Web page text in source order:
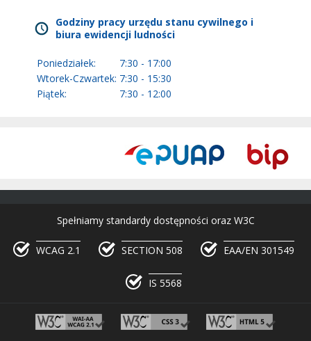
Godziny pracy urzędu stanu cywilnego i
biura ewidencji ludności
Poniedziałek:
7:30 - 17:00
Wtorek-Czwartek: 7:30 - 15:30
Piątek:
7:30 - 12:00
Spełniamy standardy dostępności oraz W3C
WCAG 2.1 SECTION 508 EAA/EN 301549
IS 5568